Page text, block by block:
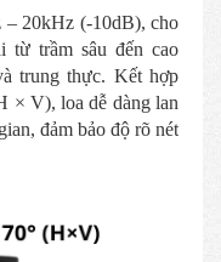
– 20kHz (-10dB), cho
từ trầm sâu đến cao
trung thực. Kết hợp
× V), loa dễ dàng lan
đảm bảo độ rõ nét